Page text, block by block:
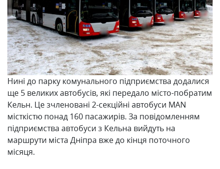
Нині до парку комунального підприємства додалися
ще 5 великих автобусів, які передало місто-побратим
Кельн. Це зчленовані 2-секційні автобуси MAN
місткістю понад 160 пасажирів. За повідомленням
підприємства автобуси з Кельна вийдуть на
маршрути міста Дніпра вже до кінця поточного
місяця.